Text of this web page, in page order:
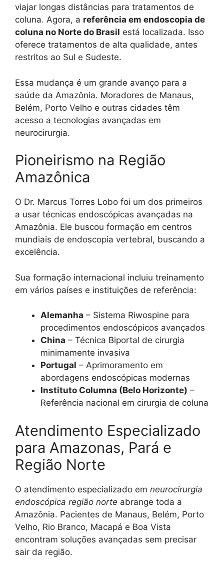
viajar longas distâncias para tratamentos de
coluna. Agora, a referência em endoscopia de
coluna no Norte do Brasil está localizada. Isso
oferece tratamentos de alta qualidade, antes
restritos ao Sul e Sudeste.
Essa mudança é um grande avanço para a
saúde da Amazônia. Moradores de Manaus,
Belém, Porto Velho e outras cidades têm
acesso a tecnologias avançadas em
neurocirurgia.
Pioneirismo na Região
Amazônica
O Dr. Marcus Torres Lobo foi um dos primeiros
a usar técnicas endoscópicas avançadas na
Amazônia. Ele buscou formação em centros
mundiais de endoscopia vertebral, buscando a
excelência.
Sua formação internacional incluiu treinamento
em vários países e instituições de referência:
Alemanha – Sistema Riwospine para
procedimentos endoscópicos avançados
China – Técnica Biportal de cirurgia
minimamente invasiva
Portugal – Aprimoramento em
abordagens endoscópicas modernas
Instituto Columna (Belo Horizonte) –
Referência nacional em cirurgia de coluna
Atendimento Especializado
para Amazonas, Pará e
Região Norte
O atendimento especializado em neurocirurgia
endoscópica região norte abrange toda a
Amazônia. Pacientes de Manaus, Belém, Porto
Velho, Rio Branco, Macapá e Boa Vista
encontram soluções avançadas sem precisar
sair da região.